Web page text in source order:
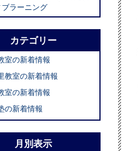
ブラーニング
カテゴリー
室の新着情報
教室の新着情報
室の新着情報
の新着情報
月別表示